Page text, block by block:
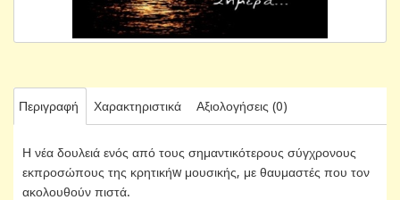
Περιγραφή Χαρακτηριστικά Αξιολογήσεις (0)
Η νέα δουλειά ενός από τους σημαντικότερους σύγχρονους
εκπροσώπους της κρητικήw μουσικής, με θαυμαστές που τον
ακολουθούν πιστά.